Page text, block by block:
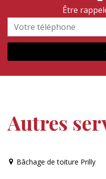
Être
Autres
Bâchage de toiture Prilly